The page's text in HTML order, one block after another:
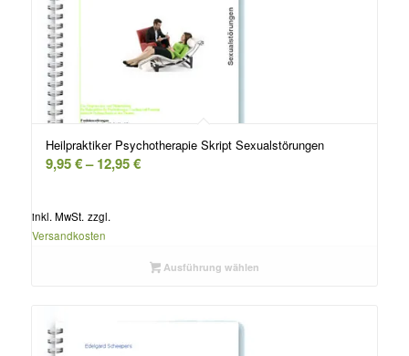
Heilpraktiker Psychotherapie Skript Sexualstörungen
9,95€–12,95€
inkl. MwSt. zzgl.
Versandkosten
Ausführung wählen